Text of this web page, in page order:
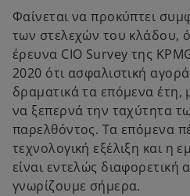
Φαίνεται να προκύπτει
των στελεχών του κλάδου,
έρευνα CIO Survey της
2020 ότι ασφαλιστική
δραματικά τα επόμενα έτη,
να ξεπερνά την ταχύτητα
παρελθόντος. Τα επόμενα
τεχνολογική εξέλιξη και η
είναι εντελώς
γνωρίζουμε σήμερα.